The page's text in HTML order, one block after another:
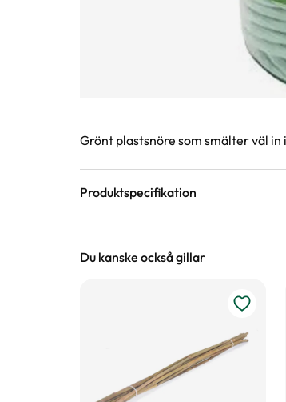
Produktinformation
Grönt plastsnöre som smälter väl
Produktspecifikation
Nelson Garden
70995
Du kanske också gillar